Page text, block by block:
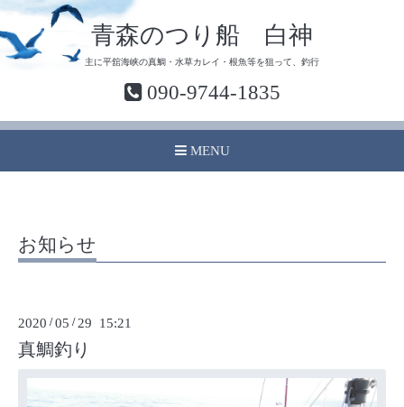
青森のつり船 白神
主に平舘海峡の真鯛・水草カレイ・根魚等を狙って、釣行
090-9744-1835
MENU
お知らせ
2020 /05 / 29 15:21
真鯛釣り